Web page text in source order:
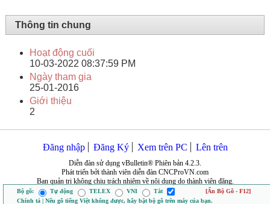
Thông tin chung
Hoạt động cuối
10-03-2022 08:37:59 PM
Ngày tham gia
25-01-2016
Giới thiệu
2
Đăng nhập Đăng Ký Xem trên PC Lên trên
Diễn đàn sử dụng vBulletin® Phiên bản 4.2.3.
Phát triển bởi thành viên diễn đàn CNCProVN.com
Ban quản trị không chịu trách nhiệm về nội dung do thành viên đăng.
Bộ gõ: Tự động TELEX VNI Tắt
[Ẩn Bộ Gõ - F12]
Chính tả | Nếu gõ tiếng Việt không được, hãy bật bộ gõ trên máy của bạn.